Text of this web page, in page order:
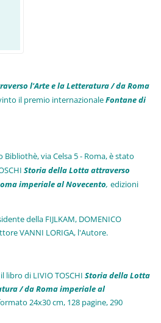
l'Arte e la Letteratura / da Roma
il premio internazionaleFontane di
Bibliothè, via Celsa 5 - Roma, è stato
Storia della Lotta attraverso
imperiale al Novecento, edizioni
della FIJLKAM, DOMENICO
VANNI LORIGA, l'Autore.
libro di LIVIO TOSCHIStoria della Lotta
/ da Roma imperiale al
24x30 cm, 128 pagine, 290